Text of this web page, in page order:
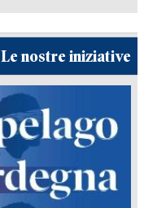
Le nostre iniziative